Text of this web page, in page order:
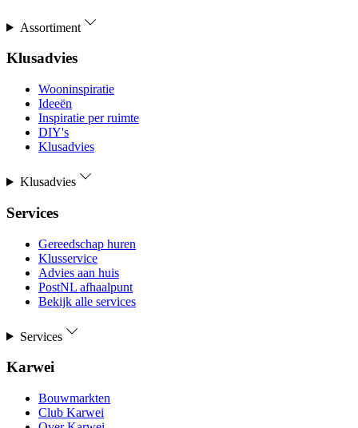
Assortiment
Klusadvies
Wooninspiratie
Ideeën
Inspiratie per ruimte
DIY's
Klusadvies
Klusadvies
Services
Gereedschap huren
Klusservice
Advies aan huis
PostNL afhaalpunt
Bekijk alle services
Services
Karwei
Bouwmarkten
Club Karwei